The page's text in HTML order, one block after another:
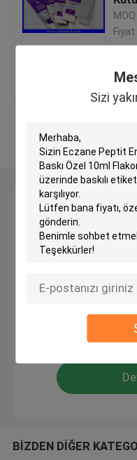
Sizi
Özel Holografik
Plastik şişeler hap
İlaç ambalaj kutusu
Alüminyum folyo
Farmasötik Cam
hap şişe etiketi
Fiyat
En iyi fiyat
Sizi
BİZDEN DİĞER